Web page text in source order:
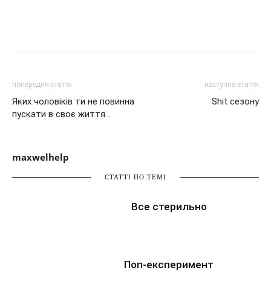
попередня стаття
Яких чоловіків ти не повинна
пускати в своє життя…
наступна стаття
Shit сезону
maxwelhelp
СТАТТІ ПО ТЕМІ
Все стерильно
Поп-експеримент